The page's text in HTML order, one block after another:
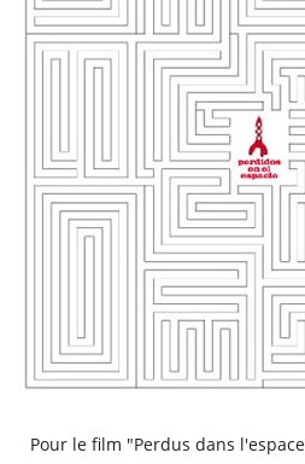
Pour le film "Perdus dans